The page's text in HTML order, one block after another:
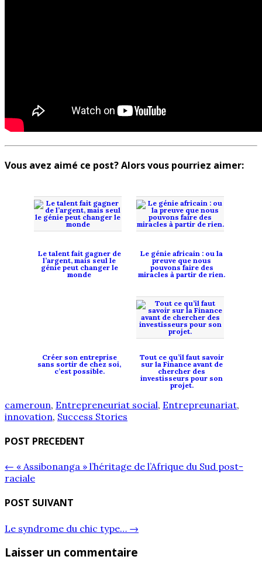
Vous avez aimé ce post? Alors vous pourriez aimer:
Le talent fait gagner de
l’argent, mais seul le
génie peut changer le
monde
Le génie africain : ou la
preuve que nous
pouvons faire des
miracles à partir de rien.
Créer son entreprise
sans sortir de chez soi,
c’est possible.
Tout ce qu’il faut savoir
sur la Finance avant de
chercher des
investisseurs pour son
projet.
cameroun, Entrepreneuriat social, Entrepreunariat,
innovation, Success Stories
POST PRECEDENT
← « Assibonanga » l’héritage de l’Afrique du Sud post-
raciale
POST SUIVANT
Le syndrome du chic type… →
Laisser un commentaire